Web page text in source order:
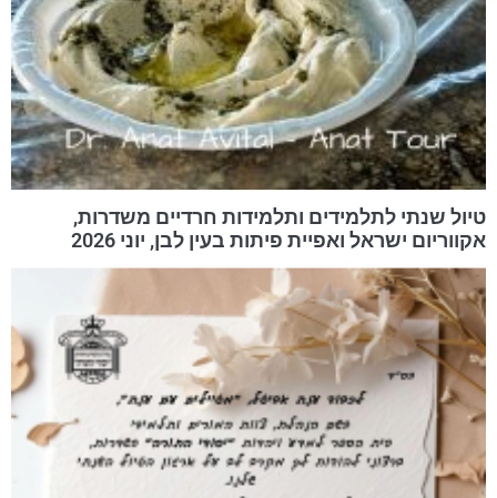
טיול שנתי לתלמידים ותלמידות חרדיים משדרות,
אקווריום ישראל ואפיית פיתות בעין לבן, יוני 2026